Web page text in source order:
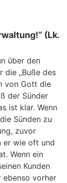
(Lk.
über den
die „Buße des
von Gott die
der Sünder
ist klar. Wenn
Sünden zu
zuvor
er wie oft und
Wenn ein
Kunden
ebenso vorher